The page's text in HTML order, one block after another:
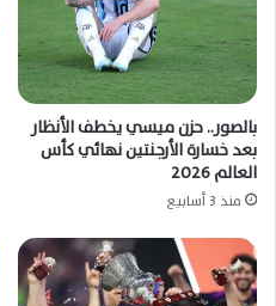
بالصور.. حزن ميسي يخطف الأنظار
بعد خسارة الأرجنتين نهائي كأس
العالم 2026
منذ 3 أسابيع